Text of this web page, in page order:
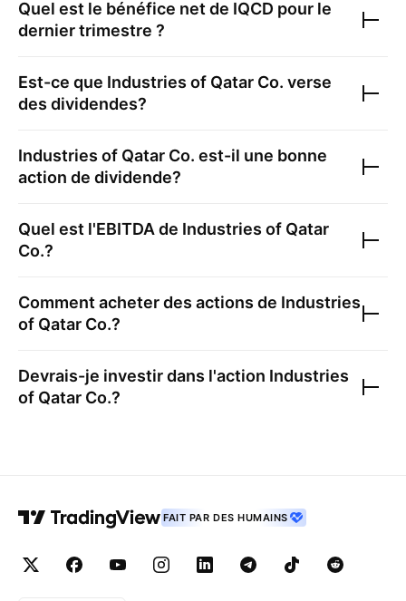
Quel est le bénéfice net de IQCD pour le
dernier trimestre ?
Est-ce que Industries of Qatar Co. verse
des dividendes?
Industries of Qatar Co. est-il une bonne
action de dividende?
Quel est l'EBITDA de Industries of Qatar
Co.?
Comment acheter des actions de Industries
of Qatar Co.?
Devrais-je investir dans l'action Industries
of Qatar Co.?
FAIT PAR DES HUMAINS